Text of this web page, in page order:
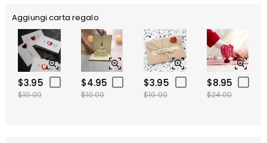
Aggiungi carta regalo
$3.95
$10.00
$4.95
$10.00
$3.95
$10.00
$8.95
$24.00